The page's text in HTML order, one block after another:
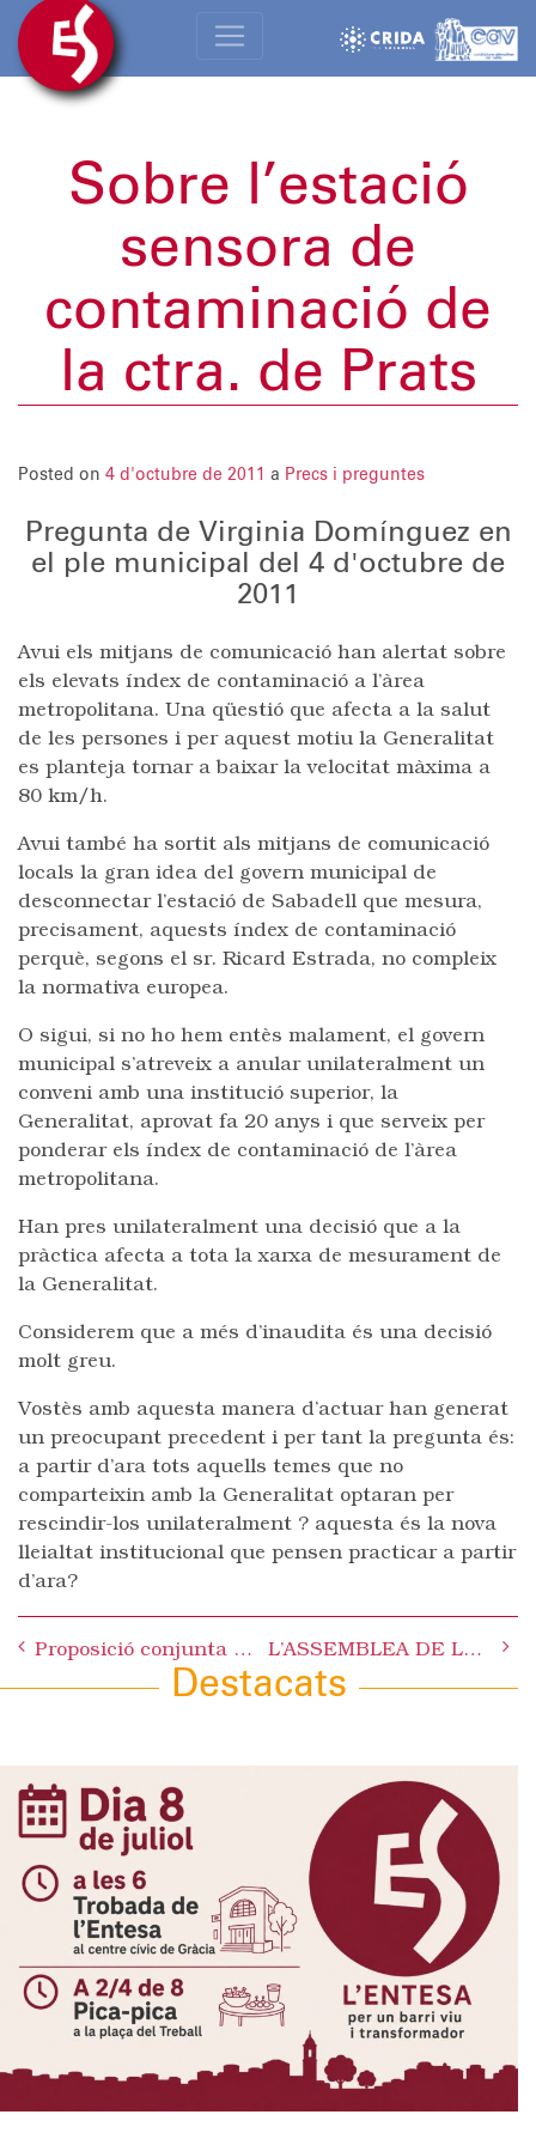
Sobre l’estació
sensora de
contaminació de
la ctra. de Prats
Posted on 4 d'octubre de 2011 a Precs i preguntes
Pregunta de Virginia Domínguez en
el ple municipal del 4 d'octubre de
2011
Avui els mitjans de comunicació han alertat sobre
els elevats índex de contaminació a l’àrea
metropolitana. Una qüestió que afecta a la salut
de les persones i per aquest motiu la Generalitat
es planteja tornar a baixar la velocitat màxima a
80 km/h.
Avui també ha sortit als mitjans de comunicació
locals la gran idea del govern municipal de
desconnectar l’estació de Sabadell que mesura,
precisament, aquests índex de contaminació
perquè, segons el sr. Ricard Estrada, no compleix
la normativa europea.
O sigui, si no ho hem entès malament, el govern
municipal s’atreveix a anular unilateralment un
conveni amb una institució superior, la
Generalitat, aprovat fa 20 anys i que serveix per
ponderar els índex de contaminació de l’àrea
metropolitana.
Han pres unilateralment una decisió que a la
pràctica afecta a tota la xarxa de mesurament de
la Generalitat.
Considerem que a més d’inaudita és una decisió
molt greu.
Vostès amb aquesta manera d’actuar han generat
un preocupant precedent i per tant la pregunta és:
a partir d’ara tots aquells temes que no
comparteixin amb la Generalitat optaran per
rescindir-los unilateralment ? aquesta és la nova
lleialtat institucional que pensen practicar a partir
d’ara?
navigation
Proposició conjunta ES, ICV i EUiA a favor de la Sanitat Pública L’ASSEMBLEA DE LES CAV FIXA LÍNIES DE TREBALL
Destacats